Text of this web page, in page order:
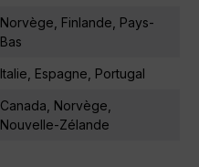
Norvège, Finlande, Pays-
Bas
Italie, Espagne, Portugal
Canada, Norvège,
Nouvelle-Zélande